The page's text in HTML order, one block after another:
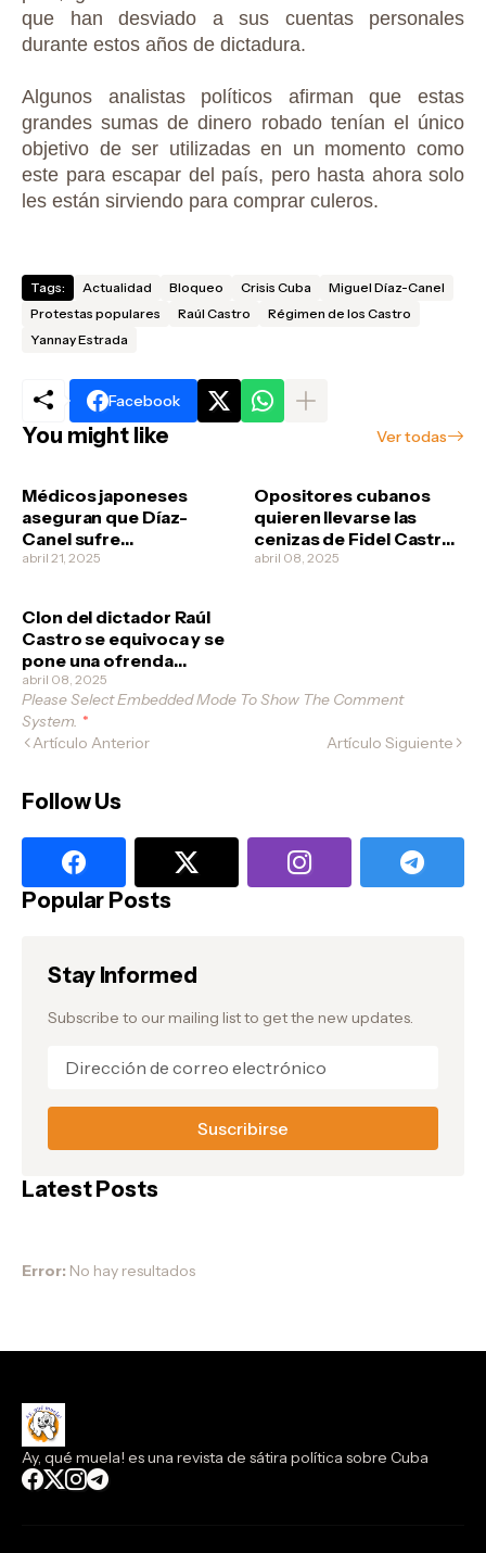
que han desviado a sus cuentas personales
durante estos años de dictadura.
Algunos analistas políticos afirman que estas
grandes sumas de dinero robado tenían el único
objetivo de ser utilizadas en un momento como
este para escapar del país, pero hasta ahora solo
les están sirviendo para comprar culeros.
Tags: Actualidad Bloqueo Crisis Cuba
Miguel Díaz-Canel
Protestas populares
Raúl Castro
Régimen de los Castro
Yannay Estrada
Facebook
You might like Ver todas
Médicos japoneses
aseguran que Díaz-
Canel sufre
esquizofrenia
abril 21, 2025
Opositores cubanos
quieren llevarse las
cenizas de Fidel Castro
no vaya a ser que los
abril 08, 2025
Clon del dictador Raúl
Castro se equivoca y se
pone una ofrenda
funeral a él mismo
abril 08, 2025
Please Select Embedded Mode To Show The Comment
System. *
Artículo Anterior
Artículo Siguiente
Follow Us
Popular Posts
Stay Informed
Subscribe to our mailing list to get the new updates.
Latest Posts
Error: No hay resultados
Ay, qué muela! es una revista de sátira política sobre Cuba